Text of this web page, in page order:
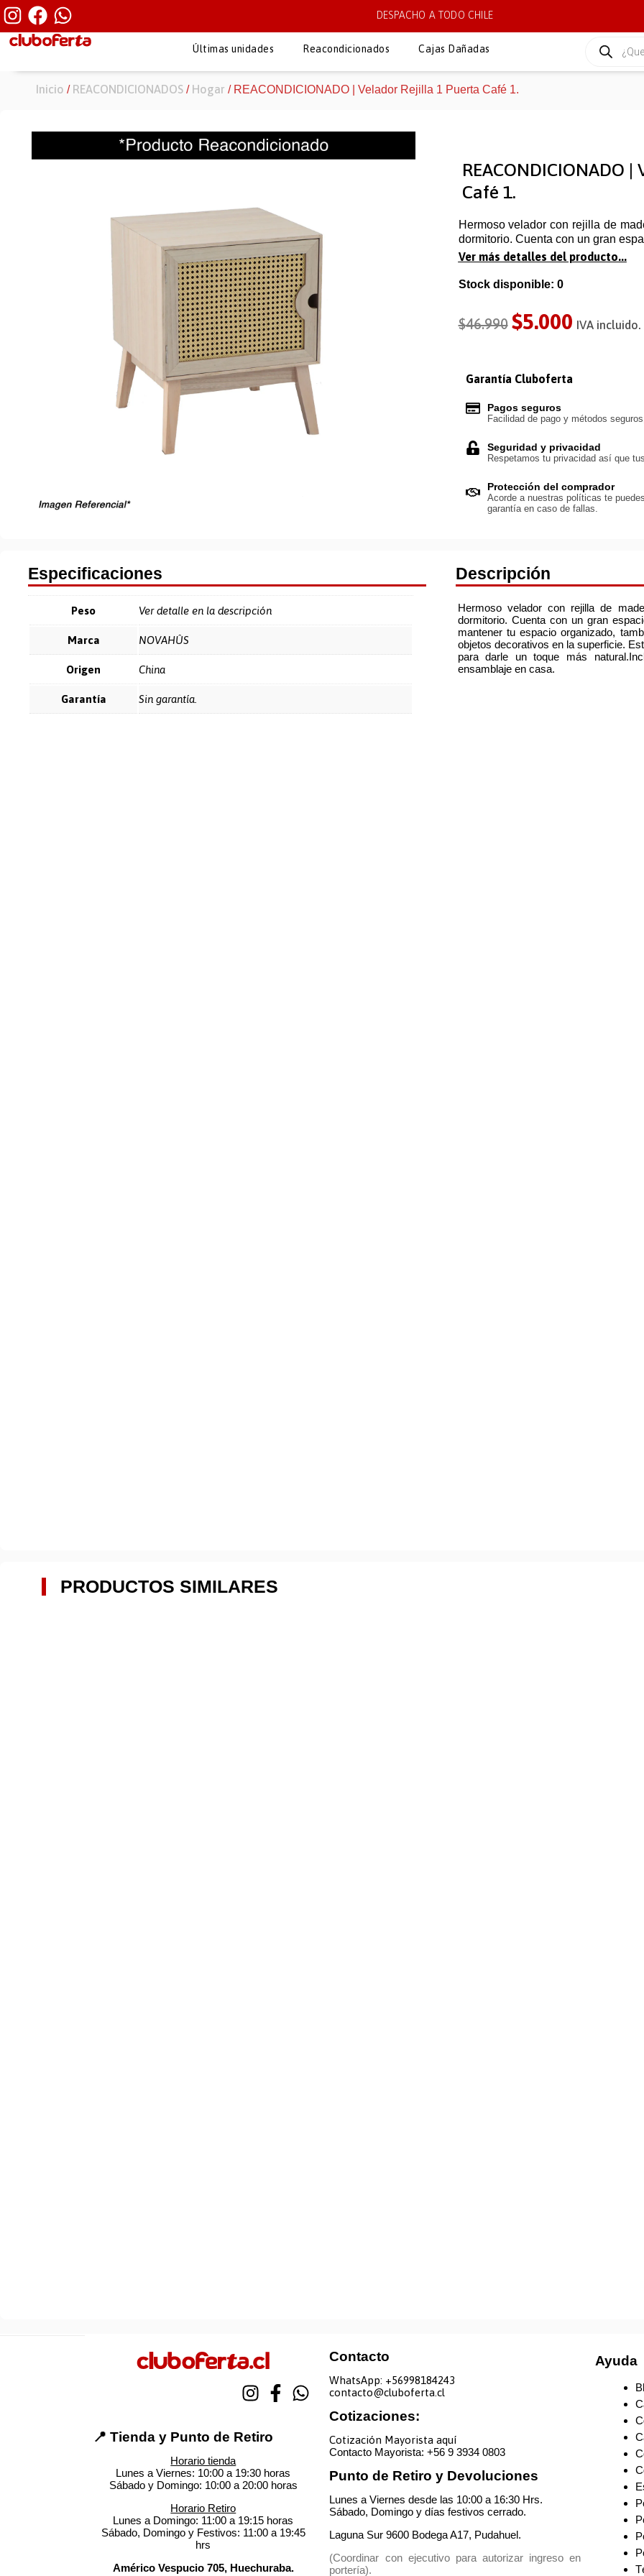
DESPACHO A TODO CHILE
Últimas unidades Reacondicionados Cajas Dañadas
Inicio / REACONDICIONADOS / Hogar / REACONDICIONADO | Velador Rejilla 1 Puerta Café 1.
REACONDICIONADO
Café 1.
Hermoso velador con rejilla de
dormitorio. Cuenta con un gran
Ver más detalles del producto...
Stock disponible: 0
$46.990 $5.000 IVA incluido.
Garantía Cluboferta
Pagos seguros
Facilidad de pago y métodos
Seguridad y privacidad
Respetamos tu privacidad así que
Protección del comprador
Acorde a nuestras políticas te
garantía en caso de fallas.
Especificaciones
Peso Ver detalle en la descripción
Marca NOVAHÛS
Origen China
Garantía Sin garantía.
Descripción
Hermoso velador con rejilla de
dormitorio. Cuenta con un gran
mantener tu espacio organizado,
objetos decorativos en la superficie.
para darle un toque más
ensamblaje en casa.
PRODUCTOS SIMILARES
📍 Tienda y Punto de Retiro
Horario tienda
Lunes a Viernes: 10:00 a 19:30 horas
Sábado y Domingo: 10:00 a 20:00 horas
Horario Retiro
Lunes a Domingo: 11:00 a 19:15 horas
Sábado, Domingo y Festivos: 11:00 a 19:45
hrs
Américo Vespucio 705, Huechuraba.
Contacto
WhatsApp: +56998184243
contacto@cluboferta.cl
Cotizaciones:
Cotización Mayorista aquí
Contacto Mayorista: +56 9 3934 0803
Punto de Retiro y Devoluciones
Lunes a Viernes desde las 10:00 a 16:30 Hrs.
Sábado, Domingo y días festivos cerrado.
Laguna Sur 9600 Bodega A17, Pudahuel.
(Coordinar con ejecutivo para autorizar ingreso en
portería).
Ayuda